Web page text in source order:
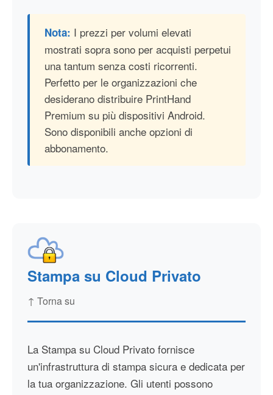
Nota: I prezzi per volumi elevati
mostrati sopra sono per acquisti perpetui
una tantum senza costi ricorrenti.
Perfetto per le organizzazioni che
desiderano distribuire PrintHand
Premium su più dispositivi Android.
Sono disponibili anche opzioni di
abbonamento.
Stampa su Cloud Privato
↑ Torna su
La Stampa su Cloud Privato fornisce
un'infrastruttura di stampa sicura e dedicata per
la tua organizzazione. Gli utenti possono